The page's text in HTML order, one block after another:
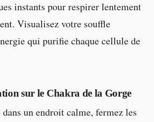
instants pour respirer lentement
Visualisez votre souffle
qui purifie chaque cellule de
sur le Chakra de la Gorge
dans un endroit calme, fermez les